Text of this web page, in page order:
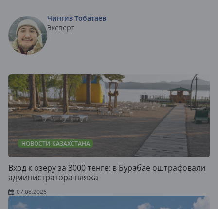
Чингиз Тобатаев
Эксперт
НОВОСТИ КАЗАХСТАНА
Вход к озеру за 3000 тенге: в Бурабае оштрафовали
администратора пляжа
07.08.2026